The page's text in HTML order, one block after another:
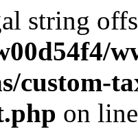
string
custom-
on